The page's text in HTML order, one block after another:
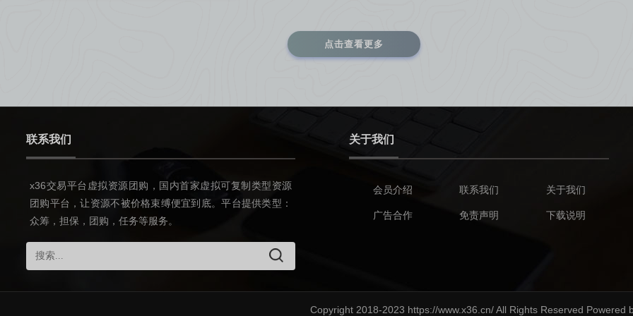
点击查看更多
联系我们
x36交易平台虚拟资源团购，国内首家虚拟可复制类型资源
团购平台，让资源不被价格束缚便宜到底。平台提供类型：
众筹，担保，团购，任务等服务。
关于我们
会员介绍 联系我们
关于我们
广告合作
免责声明 下载说明
Copyright 2018-2023 https://www.x36.cn/ All Rights Reserved Powered